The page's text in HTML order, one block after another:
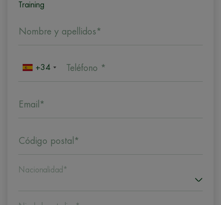
Training
Nombre y apellidos*
+34 Teléfono *
Email*
Código postal*
Nacionalidad*